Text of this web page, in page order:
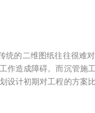
统的二维图纸往往很难
作造成障碍。而沉管施
设计初期对工程的方案